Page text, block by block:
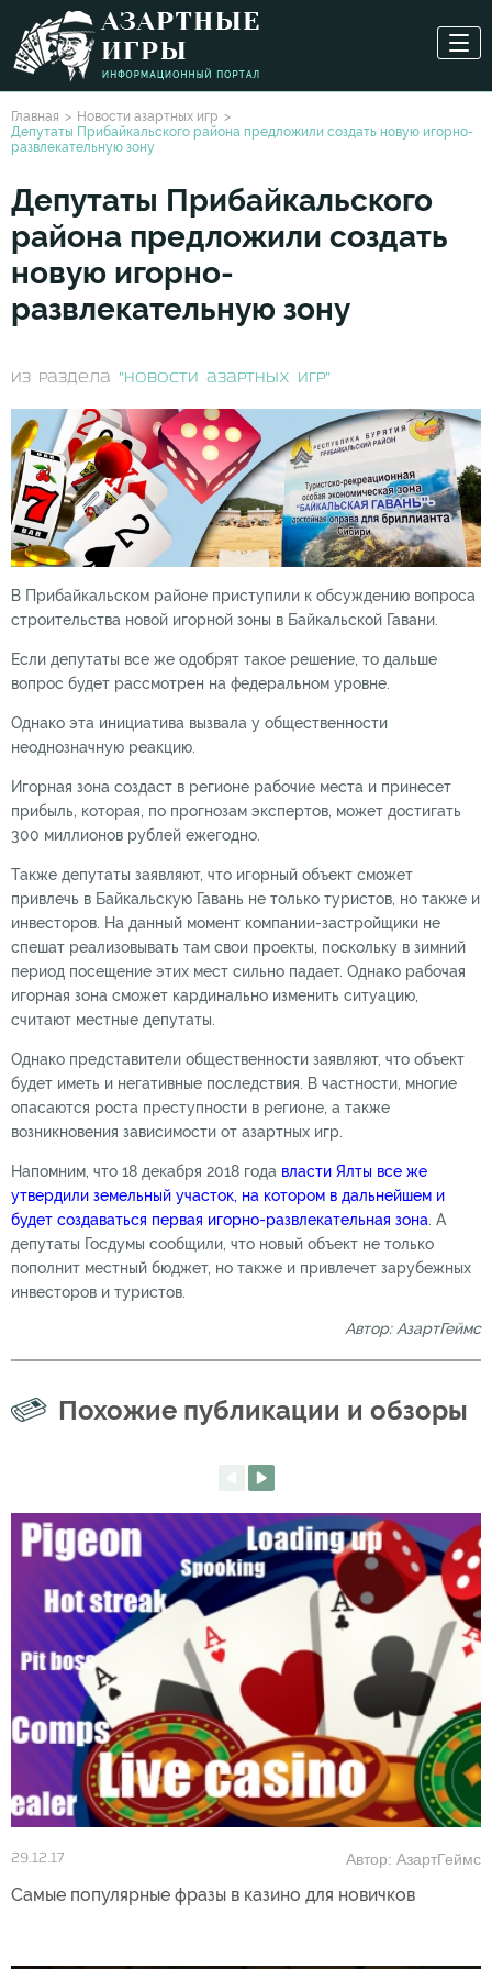
Главная
Новости азартных игр
Депутаты Прибайкальского района предложили создать новую игорно-
развлекательную зону
Депутаты Прибайкальского
района предложили создать
новую игорно-
развлекательную зону
из раздела "Новости азартных игр"
В Прибайкальском районе приступили к обсуждению вопроса
строительства новой игорной зоны в Байкальской Гавани.
Если депутаты все же одобрят такое решение, то дальше
вопрос будет рассмотрен на федеральном уровне.
Однако эта инициатива вызвала у общественности
неоднозначную реакцию.
Игорная зона создаст в регионе рабочие места и принесет
прибыль, которая, по прогнозам экспертов, может достигать
300 миллионов рублей ежегодно.
Также депутаты заявляют, что игорный объект сможет
привлечь в Байкальскую Гавань не только туристов, но также и
инвесторов. На данный момент компании-застройщики не
спешат реализовывать там свои проекты, поскольку в зимний
период посещение этих мест сильно падает. Однако рабочая
игорная зона сможет кардинально изменить ситуацию,
считают местные депутаты.
Однако представители общественности заявляют, что объект
будет иметь и негативные последствия. В частности, многие
опасаются роста преступности в регионе, а также
возникновения зависимости от азартных игр.
Напомним, что 18 декабря 2018 года власти Ялты все же
утвердили земельный участок, на котором в дальнейшем и
будет создаваться первая игорно-развлекательная зона . А
депутаты Госдумы сообщили, что новый объект не только
пополнит местный бюджет, но также и привлечет зарубежных
инвесторов и туристов.
Автор: АзартГеймс
Похожие публикации и обзоры
29.12.17 Автор: АзартГеймс
Самые популярные фразы в казино для новичков